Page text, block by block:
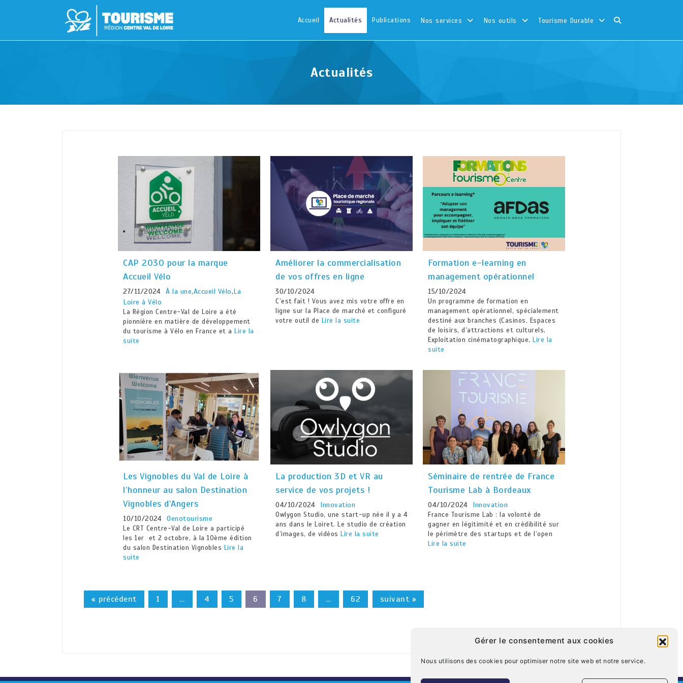
Gérer le consentement aux cookies
Nous utilisons des cookies pour optimiser notre site web et notre service.
Accueil Actualités Publications Nos services Nos outils Tourisme Durable
Actualités
CAP 2030 pour la marque
Accueil Vélo
27/11/2024 À la une,Accueil Vélo,La
Loire à Vélo
La Région Centre-Val de Loire a été
pionnière en matière de développement
du tourisme à Vélo en France et a Lire la
suite
Améliorer la commercialisation
de vos offres en ligne
30/10/2024
C’est fait ! Vous avez mis votre offre en
ligne sur la Place de marché et configuré
votre outil de Lire la suite
Formation e-learning en
management opérationnel
15/10/2024
Un programme de formation en
management opérationnel, spécialement
destiné aux branches (Casinos, Espaces
de loisirs, d’attractions et culturels,
Exploitation cinématographique, Lire la
suite
Les Vignobles du Val de Loire à
l’honneur au salon Destination
Vignobles d’Angers
10/10/2024 Oenotourisme
Le CRT Centre-Val de Loire a participé
les 1er et 2 octobre, à la 10ème édition
du salon Destination Vignobles Lire la
suite
La production 3D et VR au
service de vos projets !
04/10/2024 Innovation
Owlygon Studio, une start-up née il y a 4
ans dans le Loiret. Le studio de création
d’images, de vidéos Lire la suite
Séminaire de rentrée de France
Tourisme Lab à Bordeaux
04/10/2024 Innovation
France Tourisme Lab : la volonté de
gagner en légitimité et en crédibilité sur
le périmètre des startups et de l’open
Lire la suite
« précédent 1 … 4 5 6 7 8 … 62 suivant »